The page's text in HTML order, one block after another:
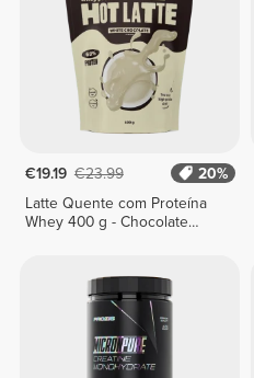
€19.19 €23.99
20%
Latte Quente com Proteína
Whey 400 g - Chocolate